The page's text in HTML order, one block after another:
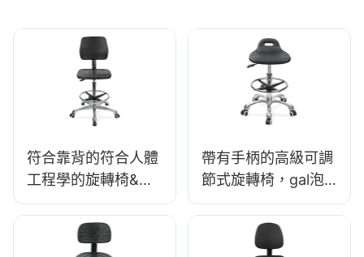
符合靠背的符合人體
工程學的旋轉椅&
ESD科學實驗室凳子
高度可調的腳環
<00000000>鋁製實
帶有手柄的高級可調
節式旋轉椅，gal泡
沫座椅& pu實驗室凳
設計高度可調腳環&
鍍鉻5星基地，可終